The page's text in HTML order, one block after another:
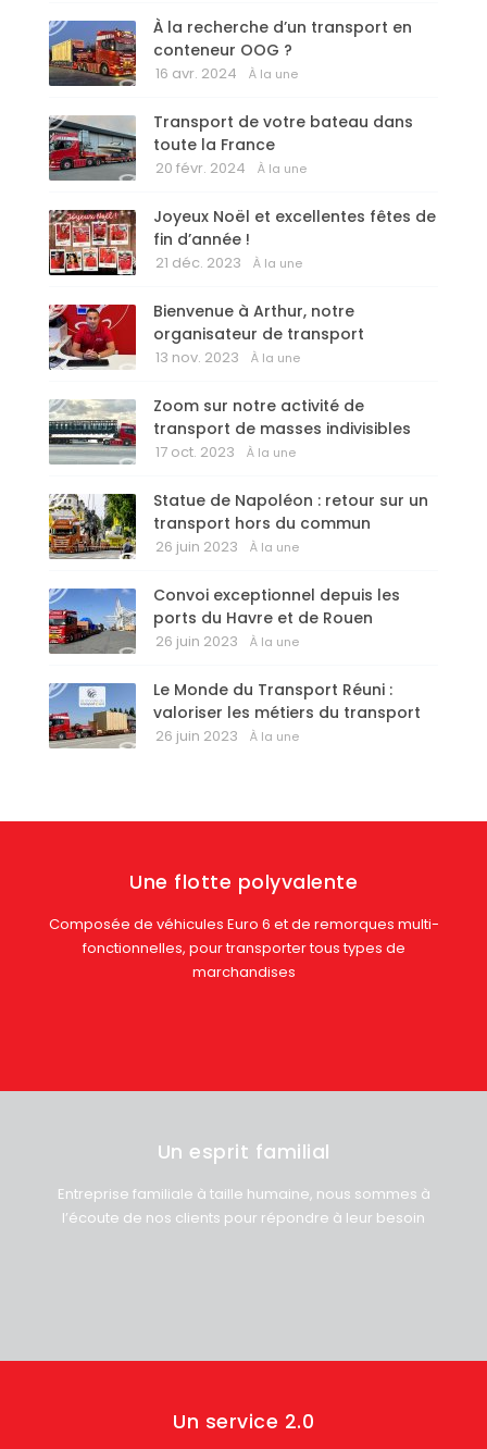
À la recherche d’un transport en
conteneur OOG ?
16 avr. 2024 À la une
Transport de votre bateau dans
toute la France
20 févr. 2024 À la une
Joyeux Noël et excellentes fêtes de
fin d’année !
21 déc. 2023 À la une
Bienvenue à Arthur, notre
organisateur de transport
13 nov. 2023 À la une
Zoom sur notre activité de
transport de masses indivisibles
17 oct. 2023 À la une
Statue de Napoléon : retour sur un
transport hors du commun
26 juin 2023 À la une
Convoi exceptionnel depuis les
ports du Havre et de Rouen
26 juin 2023 À la une
Le Monde du Transport Réuni :
valoriser les métiers du transport
26 juin 2023 À la une
Une flotte polyvalente
Composée de véhicules Euro 6 et de remorques multi-
fonctionnelles, pour transporter tous types de
marchandises
Un esprit familial
Entreprise familiale à taille humaine, nous sommes à
l’écoute de nos clients pour répondre à leur besoin
Un service 2.0